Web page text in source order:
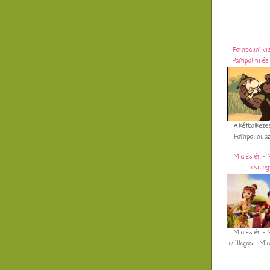
Pampalini
Pampalini
A
Pampalini,
Mia és én -
Mia és én -
csillogás - Mia